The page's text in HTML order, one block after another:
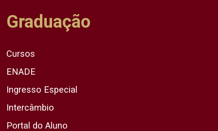
Graduação
Cursos
ENADE
Ingresso Especial
Intercâmbio
Portal do Aluno